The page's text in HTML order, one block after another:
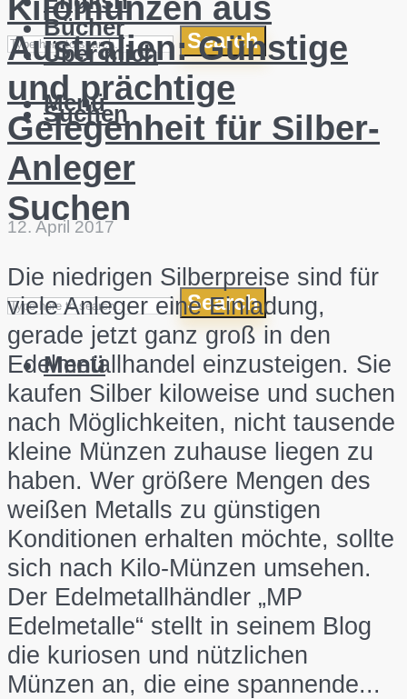
Search
Menü
Bücher
Über mich
Suchen
Suchen
Search
Menü
Kilomünzen aus
Australien: Günstige
und prächtige
Gelegenheit für Silber-
Anleger
12. April 2017
Die niedrigen Silberpreise sind für
viele Anleger eine Einladung,
gerade jetzt ganz groß in den
Edelmetallhandel einzusteigen. Sie
kaufen Silber kiloweise und suchen
nach Möglichkeiten, nicht tausende
kleine Münzen zuhause liegen zu
haben. Wer größere Mengen des
weißen Metalls zu günstigen
Konditionen erhalten möchte, sollte
sich nach Kilo-Münzen umsehen.
Der Edelmetallhändler „MP
Edelmetalle“ stellt in seinem Blog
die kuriosen und nützlichen
Münzen an, die eine spannende...